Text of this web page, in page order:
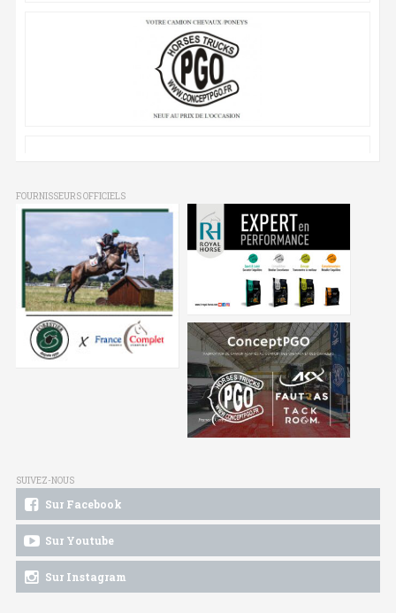
FOURNISSEURS OFFICIELS
SUIVEZ-NOUS
Sur Facebook
Sur Youtube
Sur Instagram